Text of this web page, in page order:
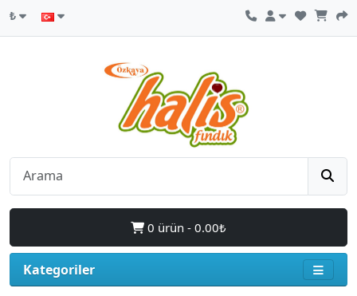
₺
0 ürün - 0.00₺
Kategoriler